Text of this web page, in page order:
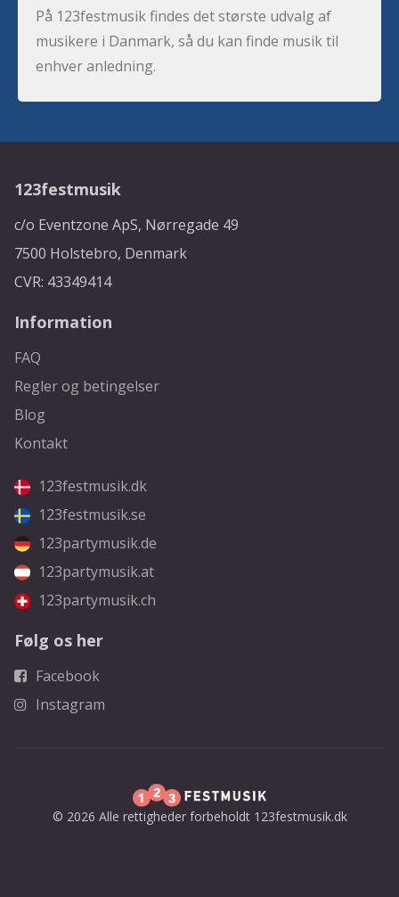
På 123festmusik findes det største udvalg af
musikere i Danmark, så du kan finde musik til
enhver anledning.
123festmusik
c/o Eventzone ApS, Nørregade 49
7500 Holstebro, Denmark
CVR: 43349414
Information
FAQ
Regler og betingelser
Blog
Kontakt
123festmusik.dk
123festmusik.se
123partymusik.de
123partymusik.at
123partymusik.ch
Følg os her
Facebook
Instagram
© 2026 Alle rettigheder forbeholdt 123festmusik.dk